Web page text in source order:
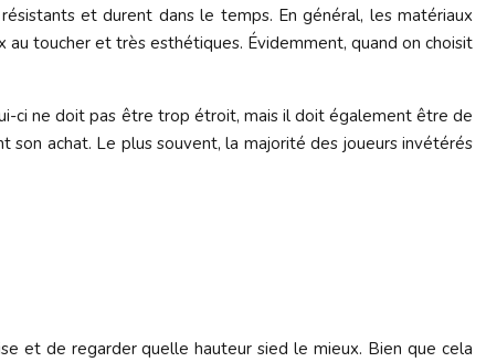
et durent dans le temps. En général, les matériaux
toucher et très esthétiques. Évidemment, quand on choisit
ci ne doit pas être trop étroit, mais il doit également être de
achat. Le plus souvent, la majorité des joueurs invétérés
et de regarder quelle hauteur sied le mieux. Bien que cela